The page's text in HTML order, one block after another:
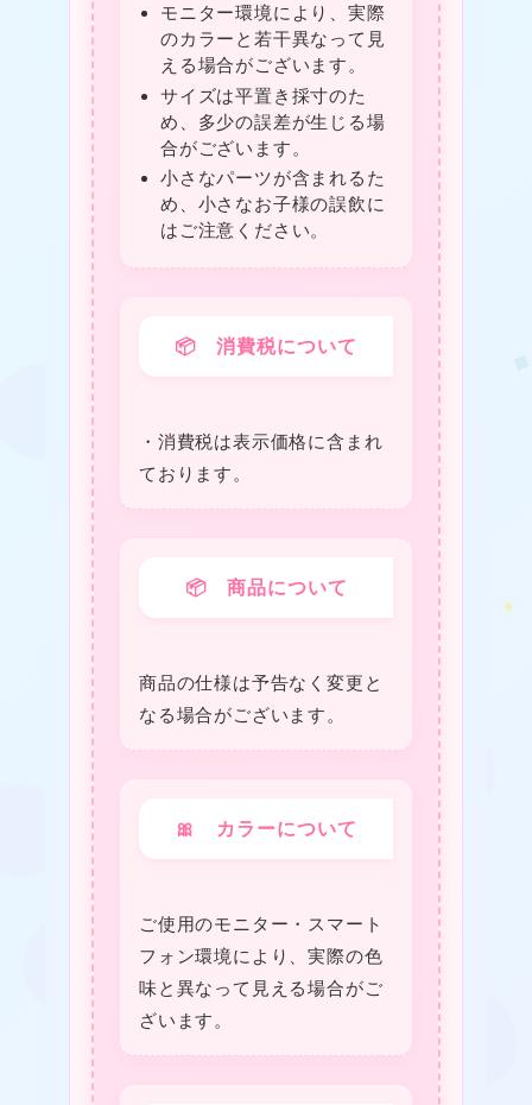
モニター環境により、実際
のカラーと若干異なって見
える場合がございます。
サイズは平置き採寸のた
め、多少の誤差が生じる場
合がございます。
小さなパーツが含まれるた
め、小さなお子様の誤飲に
はご注意ください。
📦 消費税について
・消費税は表⽰価格に含まれ
ております。
📦 商品について
商品の仕様は予告なく変更と
なる場合がございます。
🎀 カラーについて
ご使用のモニター・スマート
フォン環境により、実際の色
味と異なって見える場合がご
ざいます。
❤
❤